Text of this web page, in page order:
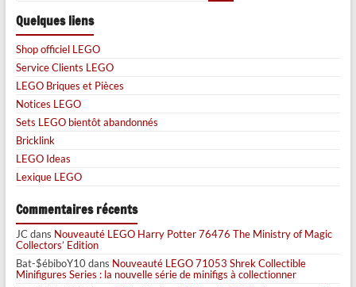
Quelques liens
Shop officiel LEGO
Service Clients LEGO
LEGO Briques et Pièces
Notices LEGO
Sets LEGO bientôt abandonnés
Bricklink
LEGO Ideas
Lexique LEGO
Commentaires récents
JCdans Nouveauté LEGO Harry Potter 76476 The Ministry of Magic
Collectors’ Edition
Bat-$ébiboY10dans Nouveauté LEGO 71053 Shrek Collectible
Minifigures Series : la nouvelle série de minifigs à collectionner